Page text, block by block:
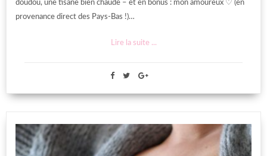
doudou, une tisane bien chaude – et en bonus : mon amoureux ♡ (en
provenance direct des Pays-Bas !)…
Lire la suite ...